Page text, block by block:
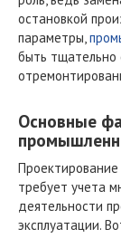
остановкой
параметры,
быть тщательно
Основные
требует учета
деятельности
эксплуатации.